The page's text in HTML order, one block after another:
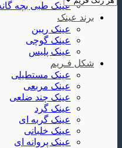
عینک طبی بچه گانه
برند عینک
عینک ریبن
عینک گوچی
عینک پلیس
شکل فـریم
عینک مستطیلی
عینک مربعی
عینک چند ضلعی
عینک گرد
عینک گربه ای
عینک خلبانی
عینک پروانه ای